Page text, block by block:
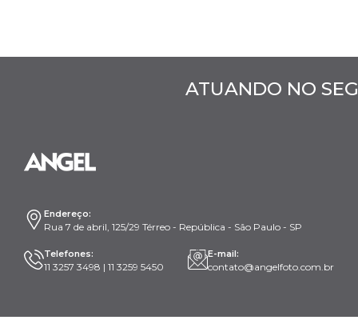
ATUANDO NO
Endereço:
Rua 7 de abril, 125/29 Térreo - República - São Paulo - SP
Telefones:
11 3257 3498 | 11 3259 5450
E-mail:
contato@angelfoto.com.br